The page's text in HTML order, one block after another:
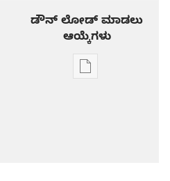
ಡೌನ್ ಲೋಡ್ ಮಾಡಲು
ಆಯ್ಕೆಗಳು
ಪ್ರಕಾಶನ